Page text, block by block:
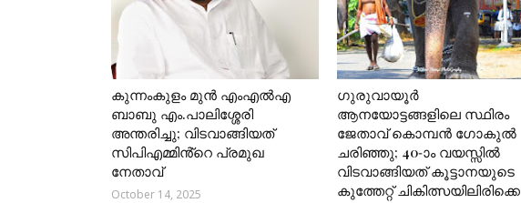
കുന്നംകുളം മുൻ എംഎൽഎ
ബാബു എം.പാലിശ്ശേരി
അന്തരിച്ചു; വിടവാങ്ങിയത്
സിപിഎമ്മിൻ്റെ പ്രമുഖ
നേതാവ്
October 14, 2025
ഗുരുവായൂർ
ആനയോട്ടങ്ങളിലെ സ്ഥിരം
ജേതാവ് കൊമ്പൻ ഗോകുൽ
ചരിഞ്ഞു; 40-ാം വയസ്സിൽ
വിടവാങ്ങിയത് കൂട്ടാനയുടെ
കുത്തേറ്റ് ചികിത്സയിലിരിക്കെ